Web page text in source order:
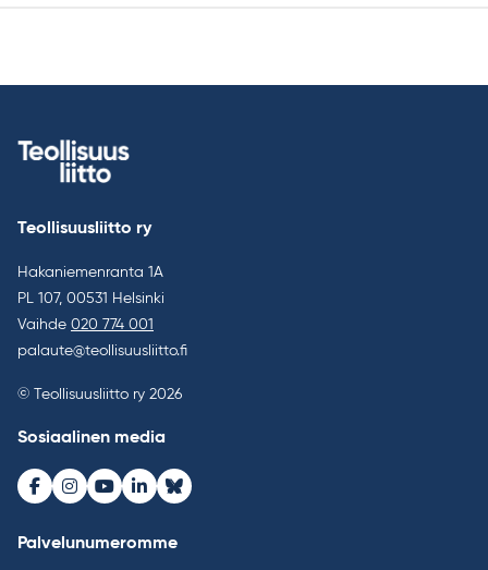
Teollisuusliitto ry
Hakaniemenranta 1A
PL 107, 00531 Helsinki
Vaihde 020 774 001
palaute@teollisuusliitto.fi
© Teollisuusliitto ry 2026
Sosiaalinen media
Facebook
Instagram
Youtube
LinkedInBluesky
Palvelunumeromme